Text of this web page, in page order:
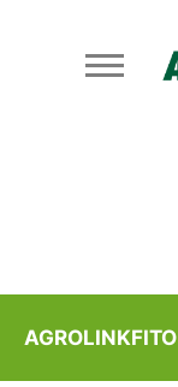
AGROLINKFITO